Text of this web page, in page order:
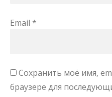
Email *
Сохранить моё имя,
браузере для